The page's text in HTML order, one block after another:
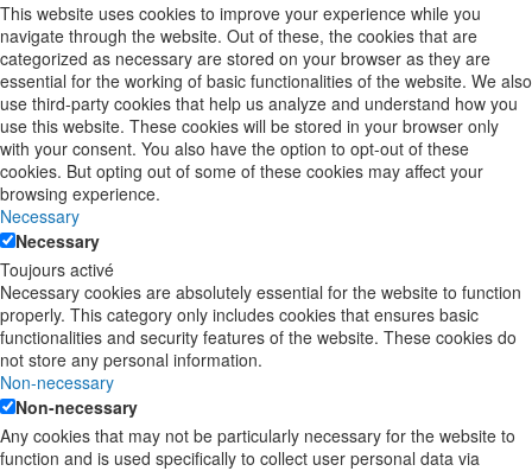
This website uses cookies to improve your experience while you
navigate through the website. Out of these, the cookies that are
categorized as necessary are stored on your browser as they are
essential for the working of basic functionalities of the website. We also
use third-party cookies that help us analyze and understand how you
use this website. These cookies will be stored in your browser only
with your consent. You also have the option to opt-out of these
cookies. But opting out of some of these cookies may affect your
browsing experience.
Necessary
Necessary
Toujours activé
Necessary cookies are absolutely essential for the website to function
properly. This category only includes cookies that ensures basic
functionalities and security features of the website. These cookies do
not store any personal information.
Non-necessary
Non-necessary
Any cookies that may not be particularly necessary for the website to
function and is used specifically to collect user personal data via